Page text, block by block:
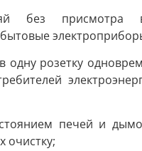
без присмотра
бытовые
одну розетку
печей и
очистку;